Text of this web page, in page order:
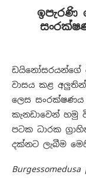
ඉපැරණි
වාසය කළ
ලෙස සංරක්ෂණය
කැනඩාවෙන් හමු
පටක ධාරක
දක්නට ලැබීම